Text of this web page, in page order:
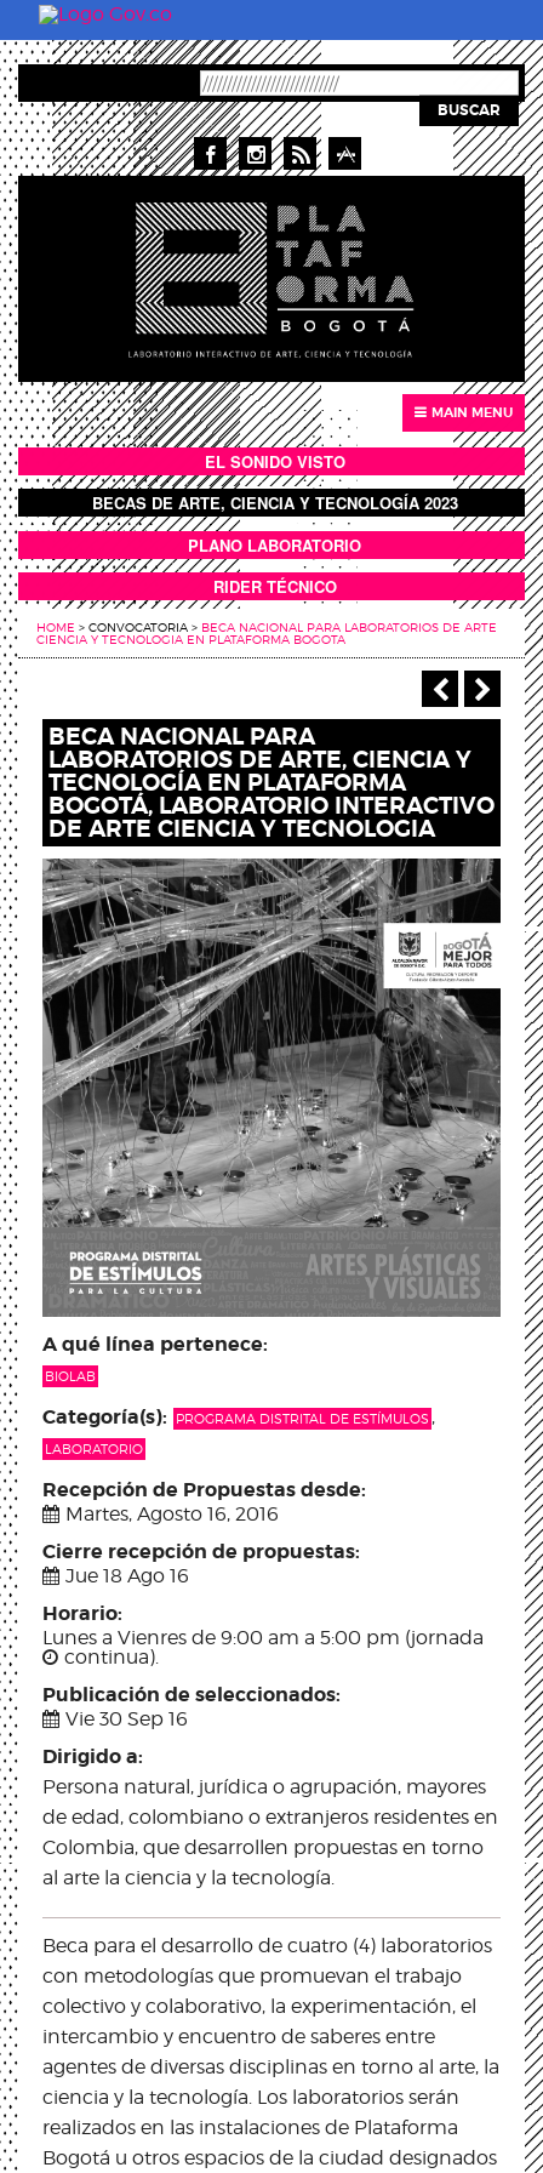
Pasar al contenido principal
BUSCAR
MAIN MENU
BOTÓN SONIDO VISTO
EL SONIDO VISTO
BOTON DOMO LLENO
BECAS DE ARTE, CIENCIA Y TECNOLOGÍA 2023
ANEXOS
PLANO LABORATORIO
RIDER TÉCNICO
HOME > CONVOCATORIA > BECA NACIONAL PARA LABORATORIOS DE ARTE
CIENCIA Y TECNOLOGIA EN PLATAFORMA BOGOTA
‹
BECA NACIONAL PARA
LABORATORIOS DE ARTE, CIENCIA Y
TECNOLOGÍA EN PLATAFORMA
BOGOTÁ, LABORATORIO INTERACTIVO
DE ARTE CIENCIA Y TECNOLOGIA
A qué línea pertenece:
BIOLAB
Categoría(s): PROGRAMA DISTRITAL DE ESTÍMULOS ,
LABORATORIO
Recepción de Propuestas desde:
Martes, Agosto 16, 2016
Cierre recepción de propuestas:
Jue 18 Ago 16
Horario:
Lunes a Vienres de 9:00 am a 5:00 pm (jornada
continua).
Publicación de seleccionados:
Vie 30 Sep 16
Dirigido a:
Persona natural, jurídica o agrupación, mayores
de edad, colombiano o extranjeros residentes en
Colombia, que desarrollen propuestas en torno
al arte la ciencia y la tecnología.
Beca para el desarrollo de cuatro (4) laboratorios
con metodologías que promuevan el trabajo
colectivo y colaborativo, la experimentación, el
intercambio y encuentro de saberes entre
agentes de diversas disciplinas en torno al arte, la
ciencia y la tecnología. Los laboratorios serán
realizados en las instalaciones de Plataforma
Bogotá u otros espacios de la ciudad designados